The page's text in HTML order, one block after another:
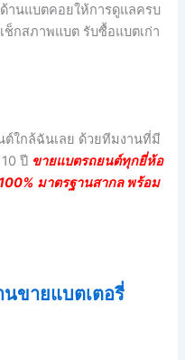
านแบตคอยให้การดูแลครบ
กสภาพแบต รับซื้อแบตเก่า
ต์ใกล้ฉันเลย ด้วยทีมงานที่มี
ปี ขายแบตรถยนต์ทุกยี่ห้อ
มาตรฐานสากล พร้อม
นขายแบตเตอรี่